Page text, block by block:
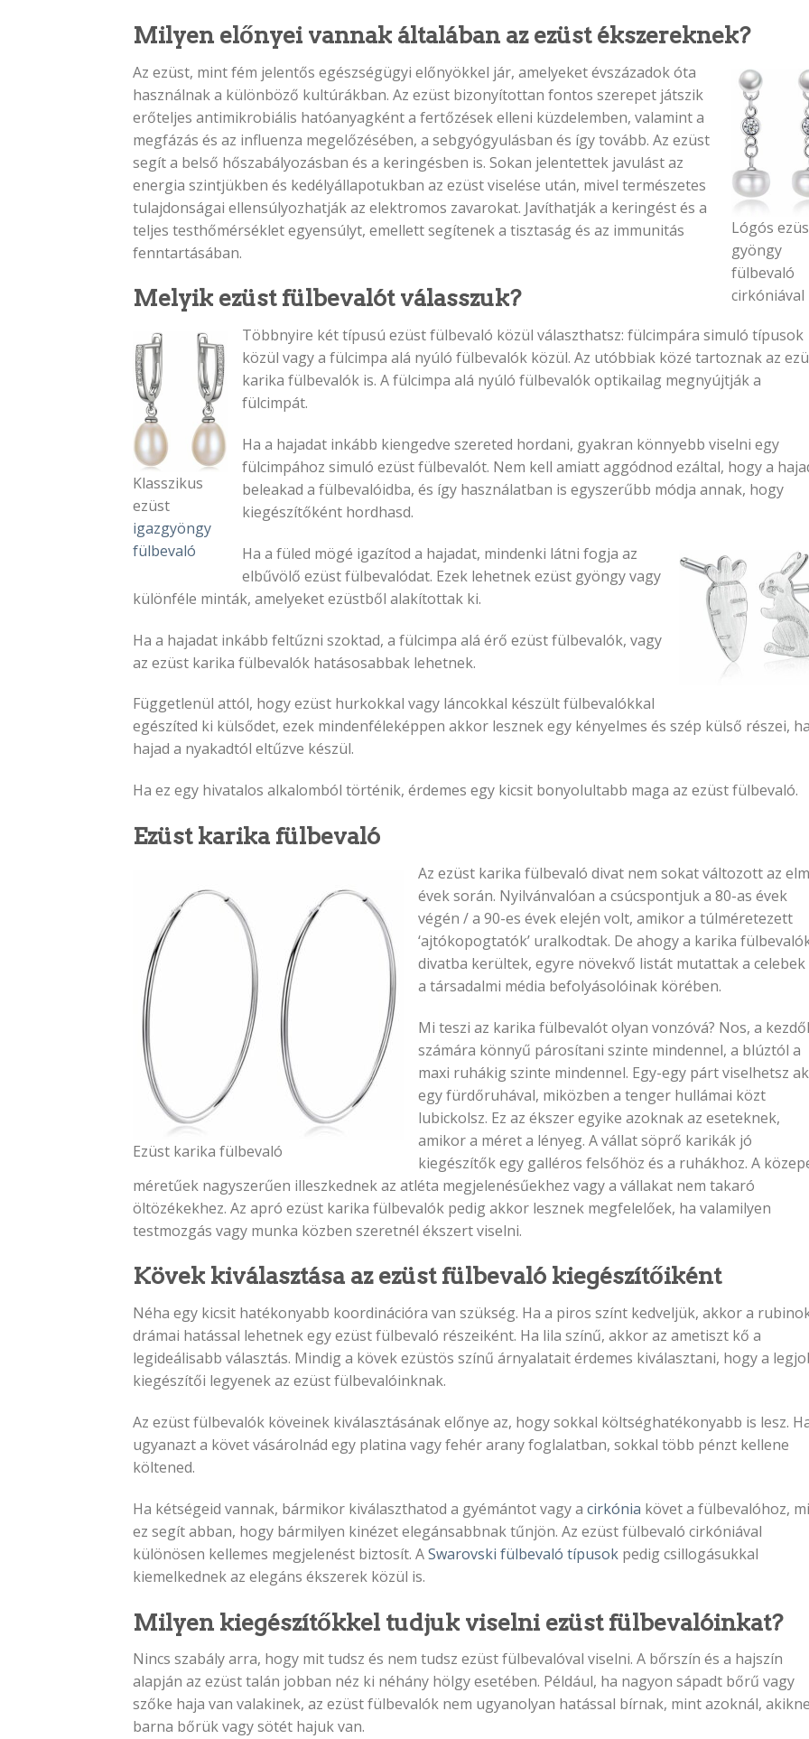
Milyen előnyei vannak általában az ezüst ékszereknek?
Lógós
gyöngy
fülbevaló
cirkóniával
Az ezüst, mint fém jelentős egészségügyi előnyökkel jár, amelyeket évszázadok óta
használnak a különböző kultúrákban. Az ezüst bizonyítottan fontos szerepet játszik
erőteljes antimikrobiális hatóanyagként a fertőzések elleni küzdelemben, valamint a
megfázás és az influenza megelőzésében, a sebgyógyulásban és így tovább. Az ezüst
segít a belső hőszabályozásban és a keringésben is. Sokan jelentettek javulást az
energia szintjükben és kedélyállapotukban az ezüst viselése után, mivel természetes
tulajdonságai ellensúlyozhatják az elektromos zavarokat. Javíthatják a keringést és a
teljes testhőmérséklet egyensúlyt, emellett segítenek a tisztaság és az immunitás
fenntartásában.
Melyik ezüst fülbevalót válasszuk?
Klasszikus
ezüst
igazgyöngy
fülbevaló
Többnyire két típusú ezüst fülbevaló közül választhatsz: fülcimpára simuló típusok
közül vagy a fülcimpa alá nyúló fülbevalók közül. Az utóbbiak közé tartoznak az
karika fülbevalók is. A fülcimpa alá nyúló fülbevalók optikailag megnyújtják a
fülcimpát.
Ha a hajadat inkább kiengedve szereted hordani, gyakran könnyebb viselni egy
fülcimpához simuló ezüst fülbevalót. Nem kell amiatt aggódnod ezáltal, hogy a
beleakad a fülbevalóidba, és így használatban is egyszerűbb módja annak, hogy
kiegészítőként hordhasd.
Ha a füled mögé igazítod a hajadat, mindenki látni fogja az
elbűvölő ezüst fülbevalódat. Ezek lehetnek ezüst gyöngy vagy
különféle minták, amelyeket ezüstből alakítottak ki.
Ha a hajadat inkább feltűzni szoktad, a fülcimpa alá érő ezüst fülbevalók, vagy
az ezüst karika fülbevalók hatásosabbak lehetnek.
Függetlenül attól, hogy ezüst hurkokkal vagy láncokkal készült fülbevalókkal
egészíted ki külsődet, ezek mindenféleképpen akkor lesznek egy kényelmes és szép külső részei,
hajad a nyakadtól eltűzve készül.
Ha ez egy hivatalos alkalomból történik, érdemes egy kicsit bonyolultabb maga az ezüst fülbevaló.
Ezüst karika fülbevaló
Ezüst karika fülbevaló
Az ezüst karika fülbevaló divat nem sokat változott az
évek során. Nyilvánvalóan a csúcspontjuk a 80-as évek
végén / a 90-es évek elején volt, amikor a túlméretezett
‘ajtókopogtatók’ uralkodtak. De ahogy a karika
divatba kerültek, egyre növekvő listát mutattak a celebek
a társadalmi média befolyásolóinak körében.
Mi teszi az karika fülbevalót olyan vonzóvá? Nos, a
számára könnyű párosítani szinte mindennel, a blúztól a
maxi ruhákig szinte mindennel. Egy-egy párt viselhetsz
egy fürdőruhával, miközben a tenger hullámai közt
lubickolsz. Ez az ékszer egyike azoknak az eseteknek,
amikor a méret a lényeg. A vállat söprő karikák jó
kiegészítők egy galléros felsőhöz és a ruhákhoz. A
méretűek nagyszerűen illeszkednek az atléta megjelenésűekhez vagy a vállakat nem takaró
öltözékekhez. Az apró ezüst karika fülbevalók pedig akkor lesznek megfelelőek, ha valamilyen
testmozgás vagy munka közben szeretnél ékszert viselni.
Kövek kiválasztása az ezüst fülbevaló kiegészítőiként
Néha egy kicsit hatékonyabb koordinációra van szükség. Ha a piros színt kedveljük, akkor a
drámai hatással lehetnek egy ezüst fülbevaló részeiként. Ha lila színű, akkor az ametiszt kő a
legideálisabb választás. Mindig a kövek ezüstös színű árnyalatait érdemes kiválasztani, hogy a
kiegészítői legyenek az ezüst fülbevalóinknak.
Az ezüst fülbevalók köveinek kiválasztásának előnye az, hogy sokkal költséghatékonyabb is lesz.
ugyanazt a követ vásárolnád egy platina vagy fehér arany foglalatban, sokkal több pénzt kellene
költened.
Ha kétségeid vannak, bármikor kiválaszthatod a gyémántot vagy a cirkónia követ a fülbevalóhoz,
ez segít abban, hogy bármilyen kinézet elegánsabbnak tűnjön. Az ezüst fülbevaló cirkóniával
különösen kellemes megjelenést biztosít. ASwarovski fülbevaló típusok pedig csillogásukkal
kiemelkednek az elegáns ékszerek közül is.
Milyen kiegészítőkkel tudjuk viselni ezüst fülbevalóinkat?
Nincs szabály arra, hogy mit tudsz és nem tudsz ezüst fülbevalóval viselni. A bőrszín és a hajszín
alapján az ezüst talán jobban néz ki néhány hölgy esetében. Például, ha nagyon sápadt bőrű vagy
szőke haja van valakinek, az ezüst fülbevalók nem ugyanolyan hatással bírnak, mint azoknál,
barna bőrük vagy sötét hajuk van.